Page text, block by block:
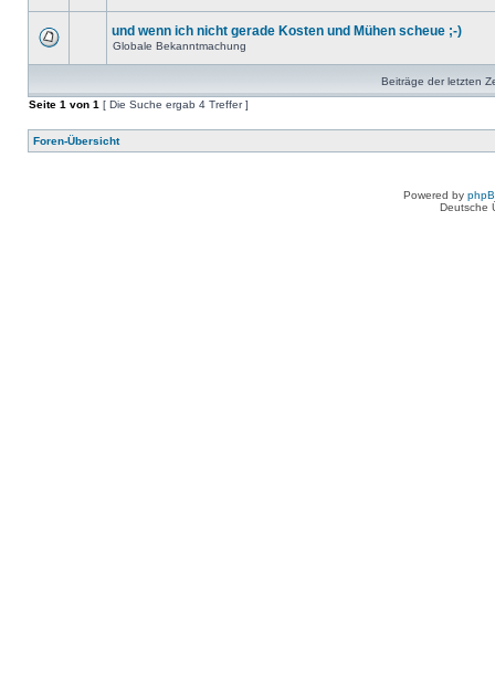
und wenn ich nicht gerade Kosten und Mühen scheue ;-)
Globale Bekanntmachung
Beiträge der letzten
Seite 1 von 1 [ Die Suche ergab 4 Treffer ]
Foren-Übersicht
Powered by
Deutsche